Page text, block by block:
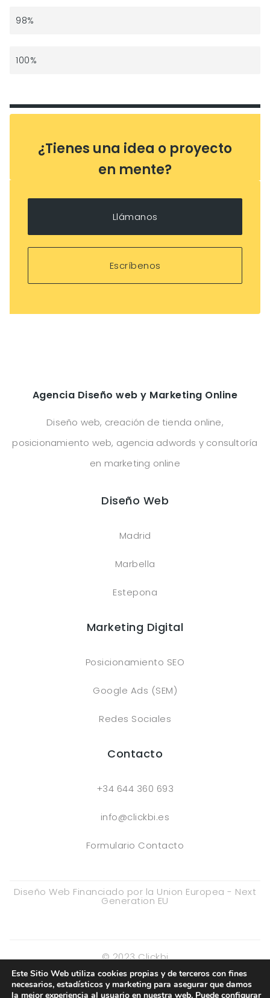
Proyectos entregados en plazo
98%
Compromiso de nuestro equipo
100%
¿Tienes una idea o proyecto
en mente?
Llámanos
Escríbenos
Agencia Diseño web y Marketing Online
Diseño web, creación de tienda online,
posicionamiento web, agencia adwords y consultoría
en marketing online
Diseño Web
Madrid
Marbella
Estepona
Marketing Digital
Posicionamiento SEO
Google Ads (SEM)
Redes Sociales
Contacto
+34 644 360 693
info@clickbi.es
Formulario Contacto
Diseño Web Financiado por la Union Europea - Next
Generation EU
© 2023 Clickbi
Cookies
Aviso Legal y Política de Privacidad
Este Sitio Web utiliza cookies propias y de terceros con fines
necesarios, estadísticos y marketing para asegurar que damos
la mejor experiencia al usuario en nuestra web. Puede configurar